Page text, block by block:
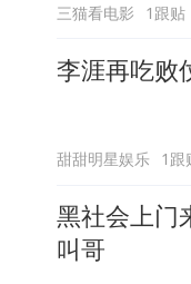
三猫看电影 1跟贴
李涯再吃败
甜甜明星娱乐 1跟
黑社会上门
叫哥